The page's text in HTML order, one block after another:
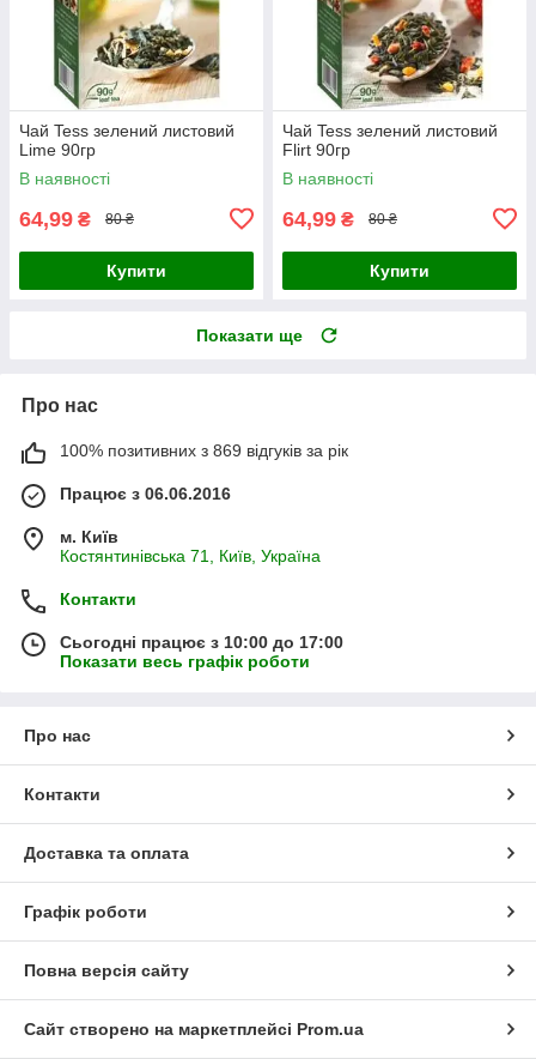
Чай Tess зелений листовий
Lime 90гр
В наявності
64,99 ₴ 80 ₴
Купити
Чай Tess зелений листовий
Flirt 90гр
В наявності
64,99 ₴ 80 ₴
Купити
Показати ще
Про нас
100% позитивних з 869 відгуків за рік
Працює з 06.06.2016
м. Київ
Костянтинівська 71, Київ, Україна
Контакти
Сьогодні працює з 10:00 до 17:00
Показати весь графік роботи
Про нас
Контакти
Доставка та оплата
Графік роботи
Повна версія сайту
Сайт створено на маркетплейсі Prom.ua